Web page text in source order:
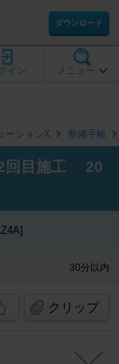
ダウンロード
メニュー
イン
ーションX 整備手帳
2回目施工 20
30分以内
クリップ